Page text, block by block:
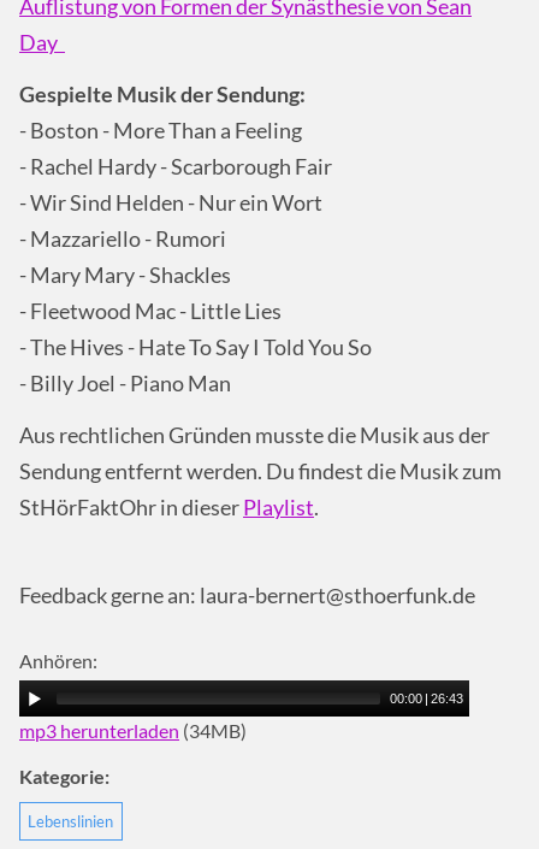
Auflistung von Formen der Synästhesie von Sean
Day
Gespielte Musik der Sendung:
- Boston - More Than a Feeling
- Rachel Hardy - Scarborough Fair
- Wir Sind Helden - Nur ein Wort
- Mazzariello - Rumori
- Mary Mary - Shackles
- Fleetwood Mac - Little Lies
- The Hives - Hate To Say I Told You So
- Billy Joel - Piano Man
Aus rechtlichen Gründen musste die Musik aus der
Sendung entfernt werden. Du findest die Musik zum
StHörFaktOhr in dieserPlaylist.
Feedback gerne an: laura-bernert@sthoerfunk.de
Anhören:
00:00 | 26:43
mp3 herunterladen (34MB)
Kategorie:
Lebenslinien